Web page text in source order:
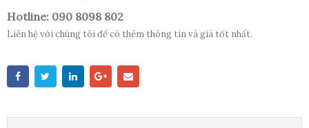
Hotline: 090 8098 802
Liên hệ với chúng tôi để có thêm thông tin và giá tốt nhất.